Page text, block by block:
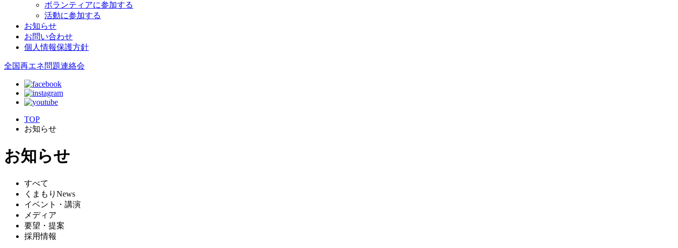
ボランティアに参加する
活動に参加する
お知らせ
お問い合わせ
個人情報保護方針
全国再エネ問題連絡会
TOP
お知らせ
お知らせ
すべて
くまもりNews
イベント・講演
メディア
要望・提案
採用情報